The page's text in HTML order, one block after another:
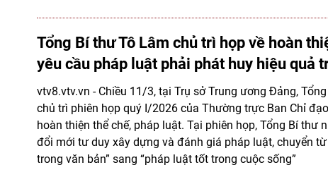
Tổng Bí thư Tô Lâm chủ trì họp về hoàn
yêu cầu pháp luật phải phát huy hiệu quả
vtv8.vtv.vn - Chiều 11/3, tại Trụ sở Trung ương Đảng,
chủ trì phiên họp quý I/2026 của Thường trực Ban Chỉ
hoàn thiện thể chế, pháp luật. Tại phiên họp, Tổng Bí thư
đổi mới tư duy xây dựng và đánh giá pháp luật, chuyển
trong văn bản” sang “pháp luật tốt trong cuộc sống”